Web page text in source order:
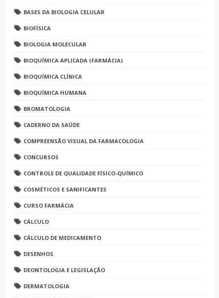
BASES DA BIOLOGIA CELULAR
BIOFÍSICA
BIOLOGIA MOLECULAR
BIOQUÍMICA APLICADA (FARMÁCIA)
BIOQUÍMICA CLÍNICA
BIOQUÍMICA HUMANA
BROMATOLOGIA
CADERNO DA SAÚDE
COMPREENSÃO VISUAL DA FARMACOLOGIA
CONCURSOS
CONTROLE DE QUALIDADE FÍSICO-QUÍMICO
COSMÉTICOS E SANIFICANTES
CURSO FARMÁCIA
CÁLCULO
CÁLCULO DE MEDICAMENTO
DESENHOS
DEONTOLOGIA E LEGISLAÇÃO
DERMATOLOGIA